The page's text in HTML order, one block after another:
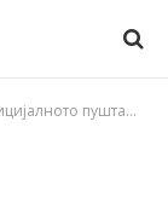
во Здравствената станица во Македонска Каменица